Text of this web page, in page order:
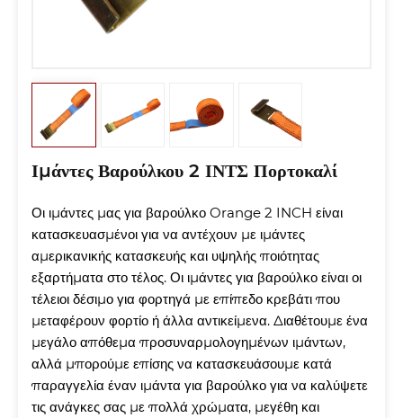
Ιμάντες Βαρούλκου 2 ΙΝΤΣ Πορτοκαλί
Οι ιμάντες μας για βαρούλκο Orange 2 INCH είναι
κατασκευασμένοι για να αντέχουν με ιμάντες
αμερικανικής κατασκευής και υψηλής ποιότητας
εξαρτήματα στο τέλος. Οι ιμάντες για βαρούλκο είναι οι
τέλειοι δέσιμο για φορτηγά με επίπεδο κρεβάτι που
μεταφέρουν φορτίο ή άλλα αντικείμενα. Διαθέτουμε ένα
μεγάλο απόθεμα προσυναρμολογημένων ιμάντων,
αλλά μπορούμε επίσης να κατασκευάσουμε κατά
παραγγελία έναν ιμάντα για βαρούλκο για να καλύψετε
τις ανάγκες σας με πολλά χρώματα, μεγέθη και